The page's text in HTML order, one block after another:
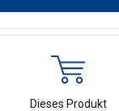
Dieses Produkt